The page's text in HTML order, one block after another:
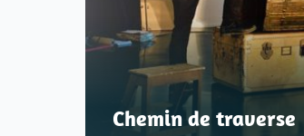
Chemin de traverse